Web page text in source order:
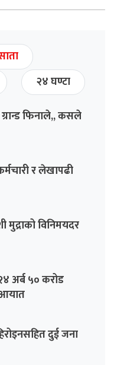
२४ घण्टा
फिनाले,, कसले
र लेखापढी
विनिमयदर
अर्ब ५० करोड
आयात
दुई जना